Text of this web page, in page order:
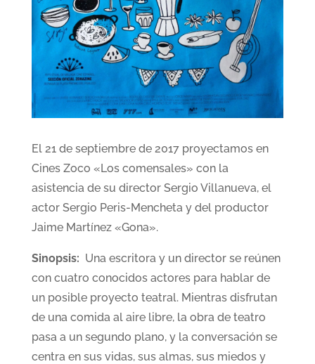
El 21 de septiembre de 2017 proyectamos en
Cines Zoco «Los comensales» con la
asistencia de su director Sergio Villanueva, el
actor Sergio Peris-Mencheta y del productor
Jaime Martínez «Gona».
Sinopsis: Una escritora y un director se reúnen
con cuatro conocidos actores para hablar de
un posible proyecto teatral. Mientras disfrutan
de una comida al aire libre, la obra de teatro
pasa a un segundo plano, y la conversación se
centra en sus vidas, sus almas, sus miedos y